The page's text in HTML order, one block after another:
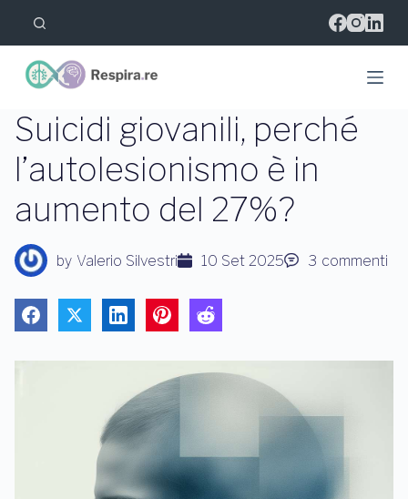
l
l
c
n
t
n
t
o
Suicidi giovanili, perché
l’autolesionismo è in
aumento del 27%?
by Valerio Silvestri 10 Set 2025 3 commenti